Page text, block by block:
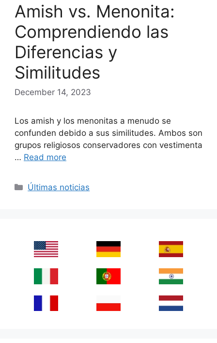
Amish vs. Menonita:
Comprendiendo las
Diferencias y
Similitudes
December 14, 2023
Los amish y los menonitas a menudo se
confunden debido a sus similitudes. Ambos son
grupos religiosos conservadores con vestimenta
… Read more
Categories
Últimas noticias